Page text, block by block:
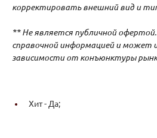
корректировать внешний вид и
** Не является публичной
справочной информацией и может
зависимости от конъюнктуры
Хит - Да;